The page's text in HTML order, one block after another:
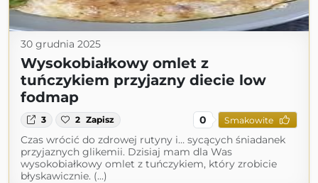
30 grudnia 2025
Wysokobiałkowy omlet z
tuńczykiem przyjazny diecie low
fodmap
3 2 Zapisz 0 Smakowite
Czas wrócić do zdrowej rutyny i… sycących śniadanek
przyjaznych glikemii. Dzisiaj mam dla Was
wysokobiałkowy omlet z tuńczykiem, który zrobicie
błyskawicznie. (...)